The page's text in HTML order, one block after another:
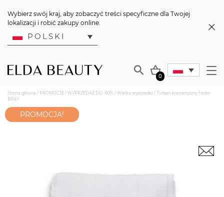
Wybierz swój kraj, aby zobaczyć treści specyficzne dla Twojej
lokalizacji i robić zakupy online.
POLSKI
0
Strona główna / PROMOCJE / WYPRZEDAŻ DO -90% / Wielka wyprzedaż / Turban kosmetyczny frotte
BIAŁY
PROMOCJA!